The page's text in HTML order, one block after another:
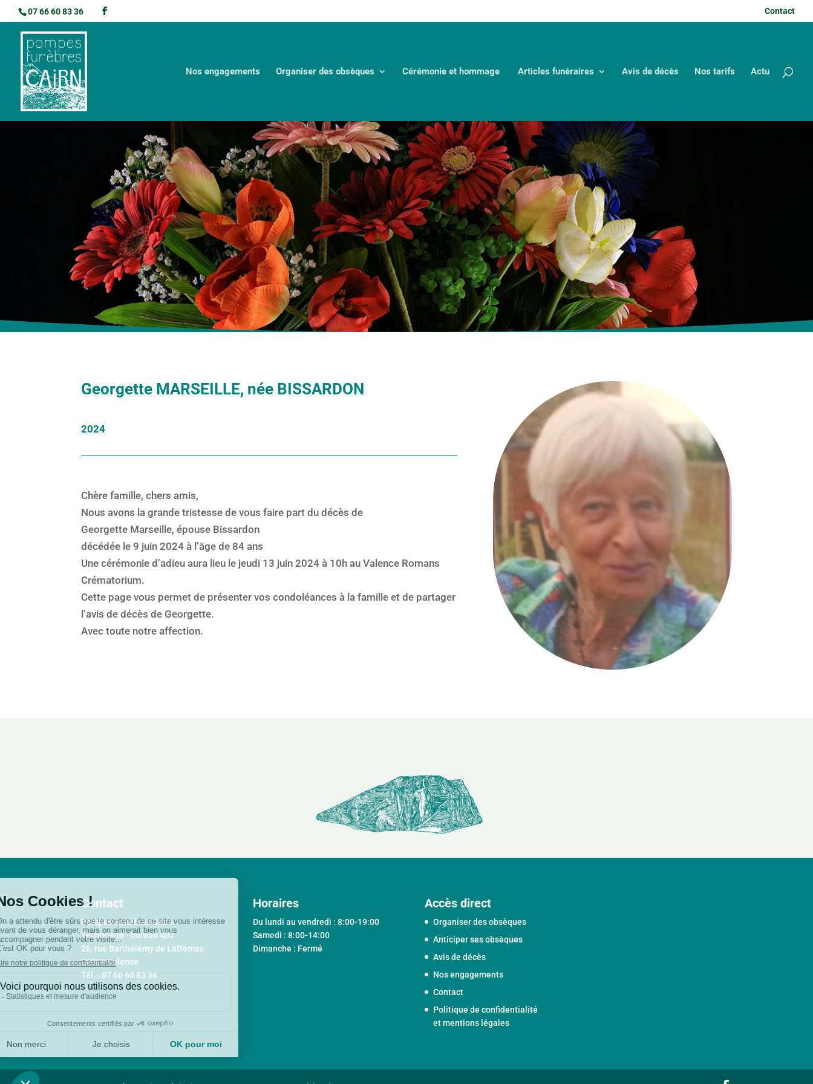
07 66 60 83 36 Contact
Nos engagements Organiser des obsèques Cérémonie et hommage Articles funéraires Avis de décès Nos tarifs Actu
Georgette MARSEILLE, née BISSARDON
2024
Chère famille, chers amis,
Nous avons la grande tristesse de vous faire part du décès de
Georgette Marseille, épouse Bissardon
décédée le 9 juin 2024 à l’âge de 84 ans
Une cérémonie d’adieu aura lieu le jeudi 13 juin 2024 à 10h au Valence Romans
Crématorium.
Cette page vous permet de présenter vos condoléances à la famille et de partager
l’avis de décès de Georgette.
Avec toute notre affection.
Contact
Pompes Funèbres Cairn
Technosite - bureau 402
26, rue Barthélémy de Laffemas
26000 Valence
Tél. : 07 66 60 83 36
Horaires
Du lundi au vendredi : 8:00-19:00
Samedi : 8:00-14:00
Dimanche : Fermé
Accès direct
Organiser des obsèques
Anticiper ses obsèques
Avis de décès
Nos engagements
Contact
Politique de confidentialité
et mentions légales